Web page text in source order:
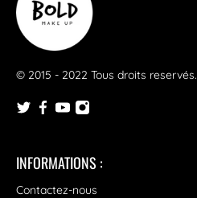
© 2015 - 2022 Tous droits reservés.
INFORMATIONS :
Contactez-nous